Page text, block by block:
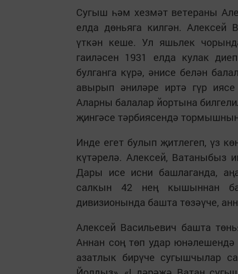
Сугыш һәм хезмәт ветераны
елда дөньяга килгән.
үткән кеше. Ул яшьлек
гаиләсен 1931 елда кулак
булганга күрә, әнисе белән
авырып әниләре иртә гүр
Аларны балалар йортына
җингәсе тәрбиясендә
Инде егет булып җитлегеп, үз
күтәрелә. Алексей, Ватаныбыз
Дары исе исни башлаганда,
салкын 42 нең кышыннан
дивизионында башта төзәүче,
Алексей Васильевич башта
Аннан соң төп удар
азатлык бирүче сугышчылар